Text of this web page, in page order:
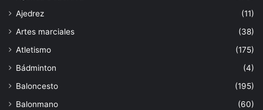
Ajedrez
(11)
Artes marciales
(38)
Atletismo
(175)
Bádminton
(4)
Baloncesto
(195)
Balonmano
(60)